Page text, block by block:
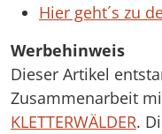
Hier geht´s zu
Werbehinweis
Dieser Artikel
Zusammenarbeit
KLETTERWÄLDER.